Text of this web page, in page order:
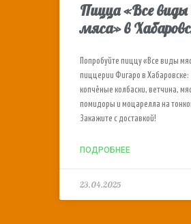
Пицца «Все виды
мяса» в
Попробуйте пиццу «Все виды
пиццерии Фигаро в Хабаровске:
копчёные колбаски, ветчина,
помидоры и моцарелла на
Закажите с доставкой!
ПОДРОБНЕЕ
23.04.2025